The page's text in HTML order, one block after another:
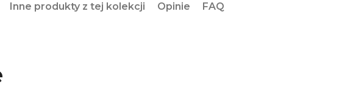
Inne produkty z tej kolekcji Opinie FAQ